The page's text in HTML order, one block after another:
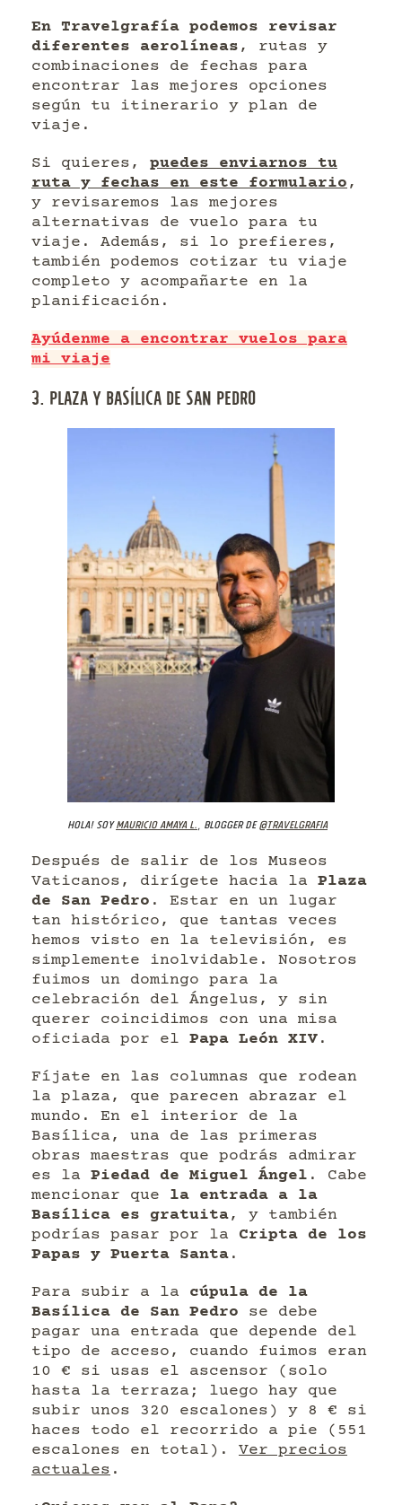
En Travelgrafía podemos revisar
diferentes aerolíneas , rutas y
combinaciones de fechas para
encontrar las mejores opciones
según tu itinerario y plan de
viaje.
Si quieres, puedes enviarnos tu
ruta y fechas en este formulario,
y revisaremos las mejores
alternativas de vuelo para tu
viaje. Además, si lo prefieres,
también podemos cotizar tu viaje
completo y acompañarte en la
planificación.
Ayúdenme a encontrar vuelos para
mi viaje
3. PLAZA Y BASÍLICA DE SAN PEDRO
Hola! SoyMauricio Amaya L., blogger de@travelgrafia
Después de salir de los Museos
Vaticanos, dirígete hacia la Plaza
de San Pedro . Estar en un lugar
tan histórico, que tantas veces
hemos visto en la televisión, es
simplemente inolvidable. Nosotros
fuimos un domingo para la
celebración del Ángelus, y sin
querer coincidimos con una misa
oficiada por el Papa León XIV .
Fíjate en las columnas que rodean
la plaza, que parecen abrazar el
mundo. En el interior de la
Basílica, una de las primeras
obras maestras que podrás admirar
es la Piedad de Miguel Ángel . Cabe
mencionar que la entrada a la
Basílica es gratuita, y también
podrías pasar por la Cripta de los
Papas y Puerta Santa .
Para subir a la cúpula de la
Basílica de San Pedro se debe
pagar una entrada que depende del
tipo de acceso, cuando fuimos eran
10 € si usas el ascensor (solo
hasta la terraza; luego hay que
subir unos 320 escalones) y 8 € si
haces todo el recorrido a pie (551
escalones en total). Ver precios
actuales .